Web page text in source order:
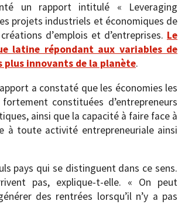
un rapport intitulé « Leveraging
projets industriels et économiques de
d’emplois et d’entreprises. Le
latine répondant aux variables de
plus innovants de la planète.
a constaté que les économies les
constituées d’entrepreneurs
ainsi que la capacité à faire face à
à toute activité entrepreneuriale ainsi
pays qui se distinguent dans ce sens.
pas, explique-t-elle. « On peut
des rentrées lorsqu’il n’y a pas